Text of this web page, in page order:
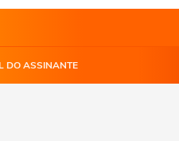
DO ASSINANTE